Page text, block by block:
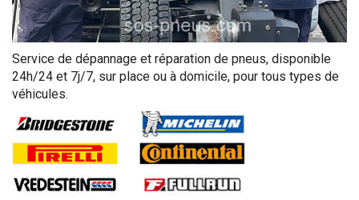
Service de dépannage et réparation de pneus, disponible
24h/24 et 7j/7, sur place ou à domicile, pour tous types de
véhicules.